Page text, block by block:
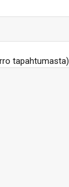
tapahtumasta)